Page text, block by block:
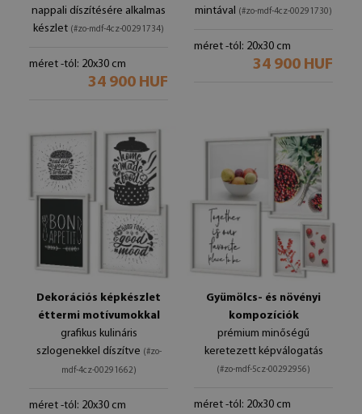
nappali díszítésére alkalmas
készlet (#zo-mdf-4cz-00291734)
méret -tól: 20x30 cm
34 900 HUF
mintával (#zo-mdf-4cz-00291730)
méret -tól: 20x30 cm
34 900 HUF
Dekorációs képkészlet
éttermi motívumokkal
grafikus kulináris
szlogenekkel díszítve (#zo-
mdf-4cz-00291662)
méret -tól: 20x30 cm
Gyümölcs- és növényi
kompozíciók
prémium minőségű
keretezett képválogatás
(#zo-mdf-5cz-00292956)
méret -tól: 20x30 cm